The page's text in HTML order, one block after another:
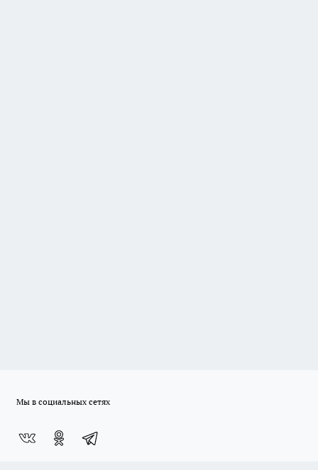
Мы в социальных сетях